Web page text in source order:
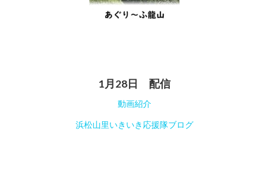
1月28日 配信
動画紹介
浜松山里いきいき応援隊ブログ